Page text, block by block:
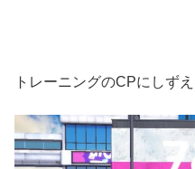
トレーニングのCPにしず